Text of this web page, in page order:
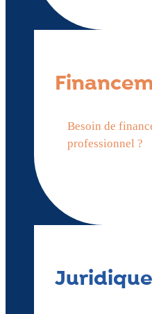
Besoin de
professionnel ?
Juridique